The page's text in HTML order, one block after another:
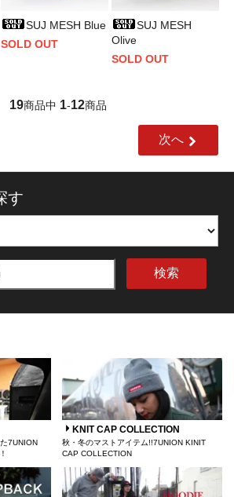
SUJ MESH Blue
SOLD OUT
SUJ MESH
Olive
SOLD OUT
19商品中 1-12商品
次へ
す
検索
7UNION
KNIT CAP COLLECTION
秋・冬のマストアイテム!!7UNION KINIT
CAP COLLECTION